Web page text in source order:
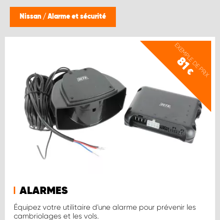
Nissan / Alarme et sécurité
EXEMPLE DE PRIX
81
€
ALARMES
Équipez votre utilitaire d'une alarme pour prévenir les
cambriolages et les vols.